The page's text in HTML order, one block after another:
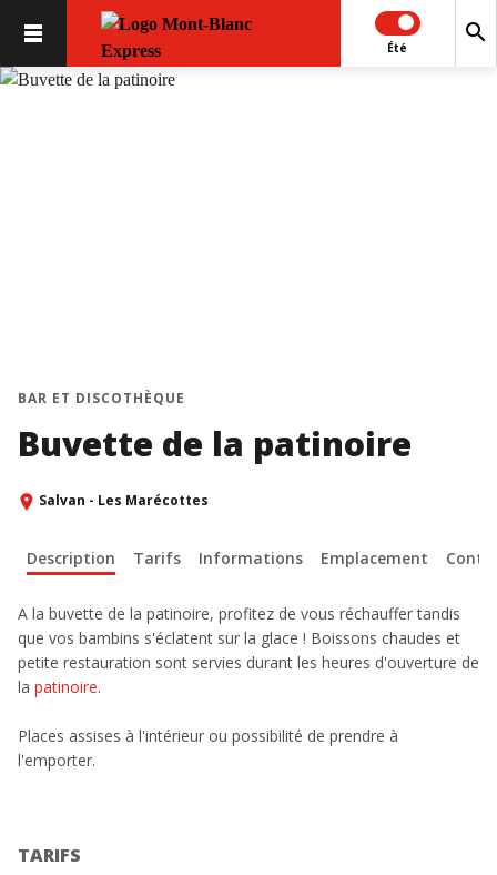
Été
search
BAR ET DISCOTHÈQUE
Buvette de la patinoire
Salvan - Les Marécottes
Description Tarifs Informations Emplacement
A la buvette de la patinoire, profitez de vous réchauffer tandis
que vos bambins s'éclatent sur la glace ! Boissons chaudes et
petite restauration sont servies durant les heures d'ouverture de
la patinoire.
Places assises à l'intérieur ou possibilité de prendre à
l'emporter.
TARIFS